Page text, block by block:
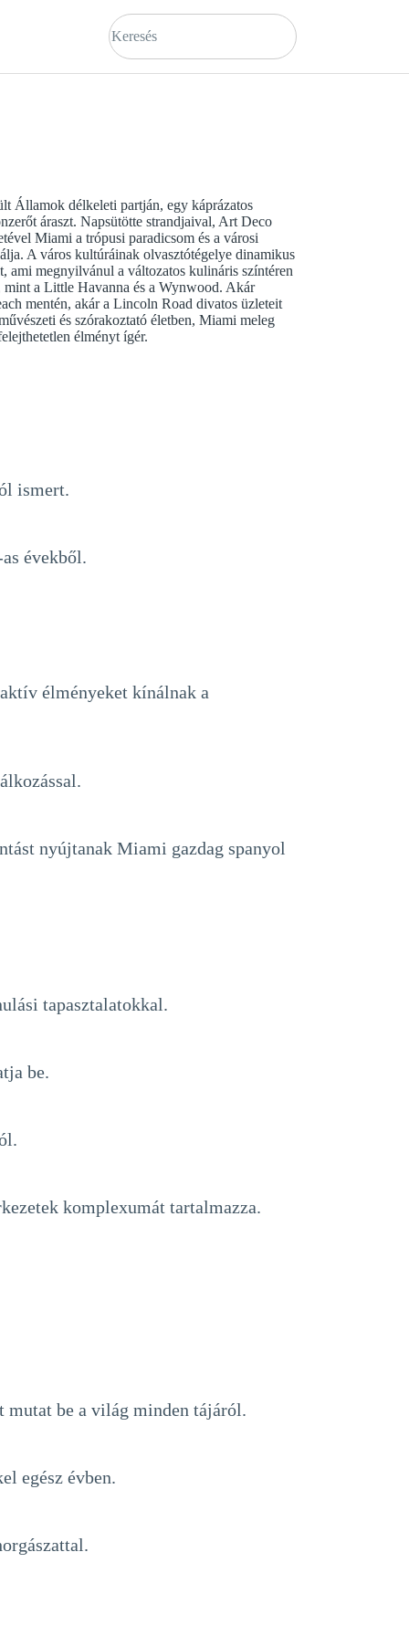
Államok délkeleti partján, egy káprázatos
áraszt. Napsütötte strandjaival, Art Deco
Miami a trópusi paradicsom és a városi
A város kultúráinak olvasztótégelye dinamikus
ami megnyilvánul a változatos kulináris színtéren
mint a Little Havanna és a Wynwood. Akár
mentén, akár a Lincoln Road divatos üzleteit
és szórakoztató életben, Miami meleg
élményt ígér.
ismert.
évekből.
élményeket kínálnak a
nyújtanak Miami gazdag spanyol
tapasztalatokkal.
be.
komplexumát tartalmazza.
mutat be a világ minden tájáról.
egész évben.